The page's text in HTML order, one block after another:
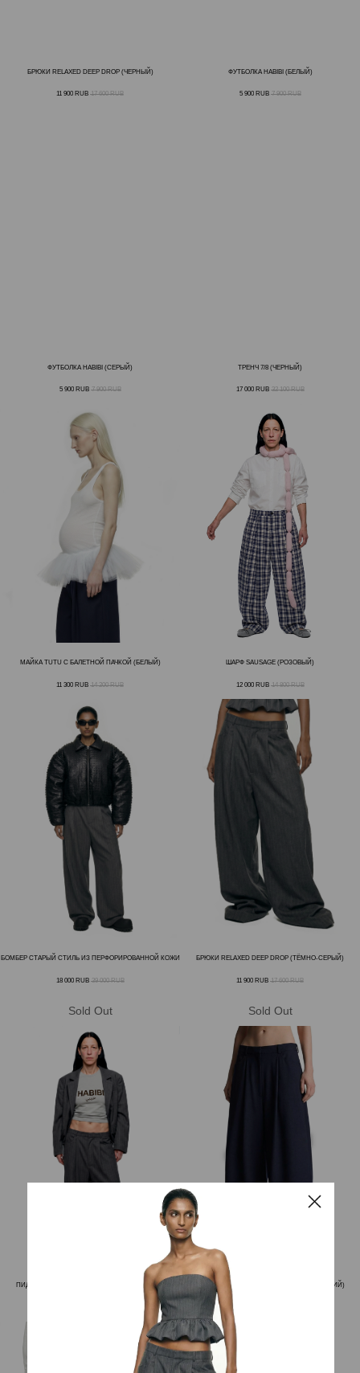
БРЮКИ RELAXED DEEP DROP (ЧЕРНЫЙ)
11 900 RUB 17 600 RUB
ФУТБОЛКА HABIBI (БЕЛЫЙ)
5 900 RUB 7 900 RUB
ФУТБОЛКА HABIBI (СЕРЫЙ)
5 900 RUB 7 900 RUB
ТРЕНЧ 7/8 (ЧЕРНЫЙ)
17 000 RUB 32 100 RUB
МАЙКА TUTU С БАЛЕТНОЙ ПАЧКОЙ (БЕЛЫЙ)
11 300 RUB 14 200 RUB
ШАРФ SAUSAGE (РОЗОВЫЙ)
12 000 RUB 14 800 RUB
БОМБЕР СТАРЫЙ СТИЛЬ ИЗ ПЕРФОРИРОВАННОЙ КОЖИ
18 000 RUB 39 000 RUB
БРЮКИ RELAXED DEEP DROP (ТЁМНО-СЕРЫЙ)
11 900 RUB 17 600 RUB
ПИДЖАК ФУНКЦИОНАЛЬНЫЙ (ТЕМНО-СЕРЫЙ) БРЮКИ RELAXED DEEP DROP (ТЁМНО-СИНИЙ)
рублей на первую покупку
за регистрацию в программе
лояльности
ЗАРЕГИСТРИРОВАТЬСЯ